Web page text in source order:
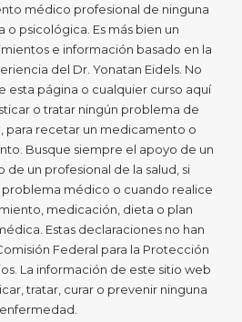
médico profesional de ninguna
psicológica. Es más bien un
e información basado en la
del Dr. Yonatan Eidels. No
esta página o cualquier curso aquí
o tratar ningún problema de
para recetar un medicamento o
Busque siempre el apoyo de un
un profesional de la salud, si
médico o cuando realice
medicación, dieta o plan
Estas declaraciones no han
Federal para la Protección
La información de este sitio web
tratar, curar o prevenir ninguna
enfermedad.